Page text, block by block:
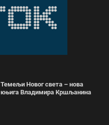
Темељи Новог света – нова
књига Владимира Кршљанина